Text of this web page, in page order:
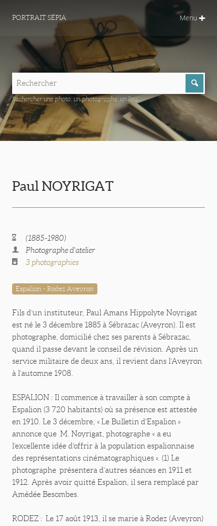
PORTRAIT SÉPIA Menu
Rechercher une photo, un photographe, un lieu...
Paul NOYRIGAT
(1885-1980)
Photographe d'atelier
3 photographies
Espalion - Rodez Aveyron
Fils d’un instituteur, Paul Amans Hippolyte Noyrigat
est né le 3 décembre 1885 à Sébrazac (Aveyron). Il est
photographe, domicilié chez ses parents à Sébrazac,
quand il passe devant le conseil de révision. Après un
service militaire de deux ans, il revient dans l’Aveyron
à l’automne 1908.
ESPALION : Il commence à travailler à son compte à
Espalion (3 720 habitants) où sa présence est attestée
en 1910. Le 3 décembre, « Le Bulletin d’Espalion »
annonce que M. Noyrigat, photographe « a eu
l’excellente idée d’offrir à la population espalionnaise
des représentations cinématographiques ». (1) Le
photographe présentera d’autres séances en 1911 et
1912. Après avoir quitté Espalion, il sera remplacé par
Amédée Besombes.
RODEZ : Le 17 août 1913, il se marie à Rodez (Aveyron)